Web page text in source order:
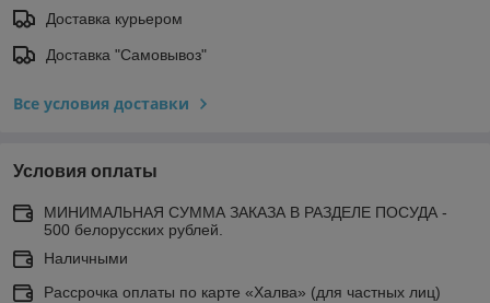
Доставка курьером
Доставка "Самовывоз"
Все условия доставки
Условия оплаты
МИНИМАЛЬНАЯ СУММА ЗАКАЗА В РАЗДЕЛЕ ПОСУДА -
500 белорусских рублей.
Наличными
Рассрочка оплаты по карте «Халва» (для частных лиц)